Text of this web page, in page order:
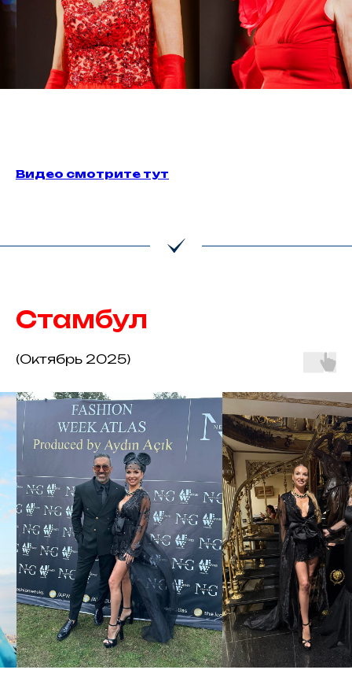
Видео смотрите тут
Стамбул
(Октябрь 2025)